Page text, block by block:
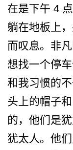
在是下午 4
躺在­地板上
而叹息。非
想找一个­停
和我习惯的
头上的帽子
的，他们是
犹太人。他